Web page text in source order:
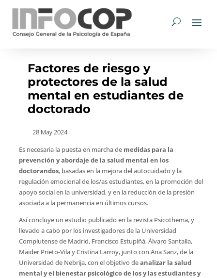
Factores de riesgo y
protectores de la salud
mental en estudiantes de
doctorado
28 May 2024
Es necesaria la puesta en marcha de medidas para la
prevención y abordaje de la salud mental en los
doctorandos, basadas en la mejora del autocuidado y la
regulación emocional de los/as estudiantes, en la promoción del
apoyo social en la universidad, y en la reducción de la presión
asociada a la permanencia en últimos cursos.
Así concluye un estudio publicado en la revista Psicothema, y
llevado a cabo por los investigadores de la Universidad
Complutense de Madrid, Francisco Estupiñá, Álvaro Santalla,
Maider Prieto-Vila y Cristina Larroy, junto con Ana Sanz, de la
Universidad de Nebrija, con el objetivo deanalizar la salud
mental y el bienestar psicológico de los y las estudiantes y